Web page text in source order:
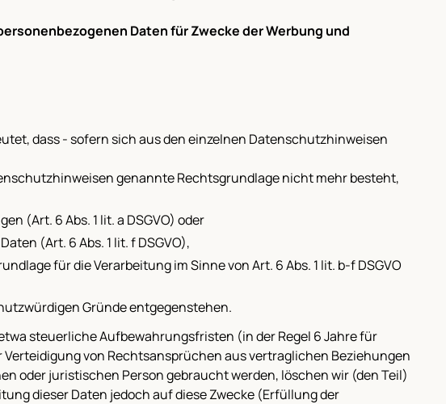
Daten für Zwecke der Werbung und
dass - sofern sich aus den einzelnen Datenschutzhinweisen
genannte Rechtsgrundlage nicht mehr besteht,
(Art. 6 Abs. 1 lit. a DSGVO) oder
(Art. 6 Abs. 1 lit. f DSGVO),
für die Verarbeitung im Sinne von Art. 6 Abs. 1 lit. b-f DSGVO
Gründe entgegenstehen.
steuerliche Aufbewahrungsfristen (in der Regel 6 Jahre für
von Rechtsansprüchen aus vertraglichen Beziehungen
oder juristischen Person gebraucht werden, löschen wir (den Teil)
dieser Daten jedoch auf diese Zwecke (Erfüllung der